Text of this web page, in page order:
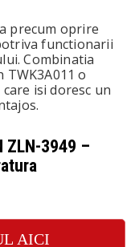
precum oprire
functionarii
Combinatia
o
isi doresc un
ZLN-3949 –
AICI